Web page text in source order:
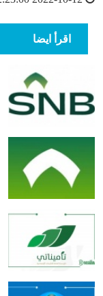
اقرأ ايضا